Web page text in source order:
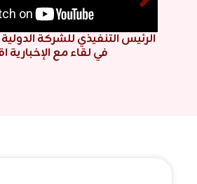
الرئيس التنفيذي للشركة
في لقاء مع الإخبارية